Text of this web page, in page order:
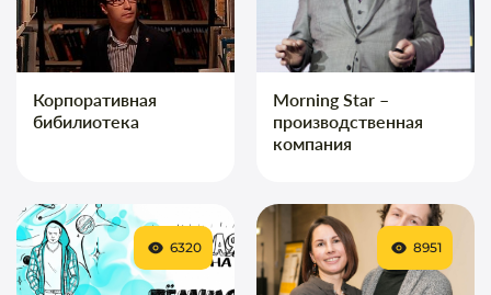
Корпоративная
бибилиотека
Morning Star –
производственная
компания
6320 8951